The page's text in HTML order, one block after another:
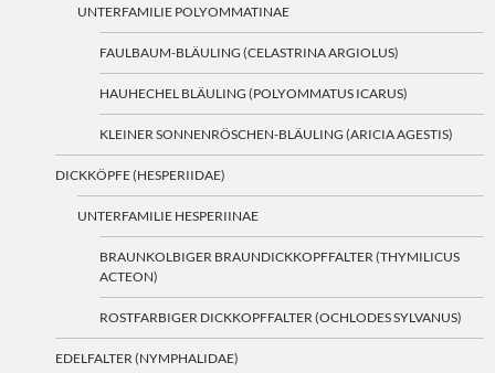
UNTERFAMILIE POLYOMMATINAE
FAULBAUM-BLÄULING (CELASTRINA ARGIOLUS)
HAUHECHEL BLÄULING (POLYOMMATUS ICARUS)
KLEINER SONNENRÖSCHEN-BLÄULING (ARICIA AGESTIS)
DICKKÖPFE (HESPERIIDAE)
UNTERFAMILIE HESPERIINAE
BRAUNKOLBIGER BRAUNDICKKOPFFALTER (THYMILICUS
ACTEON)
ROSTFARBIGER DICKKOPFFALTER (OCHLODES SYLVANUS)
EDELFALTER (NYMPHALIDAE)